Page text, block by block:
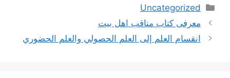
دسته‌ها
Uncategorized
معرفی کتاب مناقب اهل بیت
انقسام العلم إلى العلم الحصولي والعلم الحضوري